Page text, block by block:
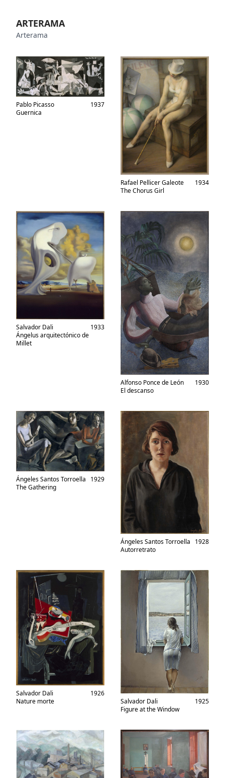
ARTERAMA
Arterama
Pablo Picasso
Guernica
1937
Rafael Pellicer Galeote
The Chorus Girl
1934
Salvador Dali
Ángelus arquitectónico de
Millet
1933
Alfonso Ponce de León
El descanso
1930
Ángeles Santos Torroella
The Gathering
1929
Ángeles Santos Torroella
Autorretrato
1928
Salvador Dali
Nature morte
1926
Salvador Dali
Figure at the Window
1925